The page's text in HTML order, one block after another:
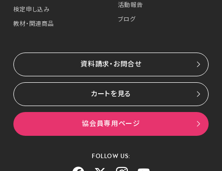
検定申し込み
教材・関連商品
活動報告
ブログ
資料請求・お問合せ
カートを見る
協会員専用ページ
FOLLOW US: